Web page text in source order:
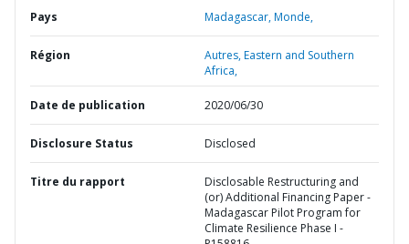
Pays Madagascar,Monde,
Région Autres,Eastern and Southern
Africa,
Date de publication 2020/06/30
Disclosure Status Disclosed
Titre du rapport
Disclosable Restructuring and
(or) Additional Financing Paper -
Madagascar Pilot Program for
Climate Resilience Phase I -